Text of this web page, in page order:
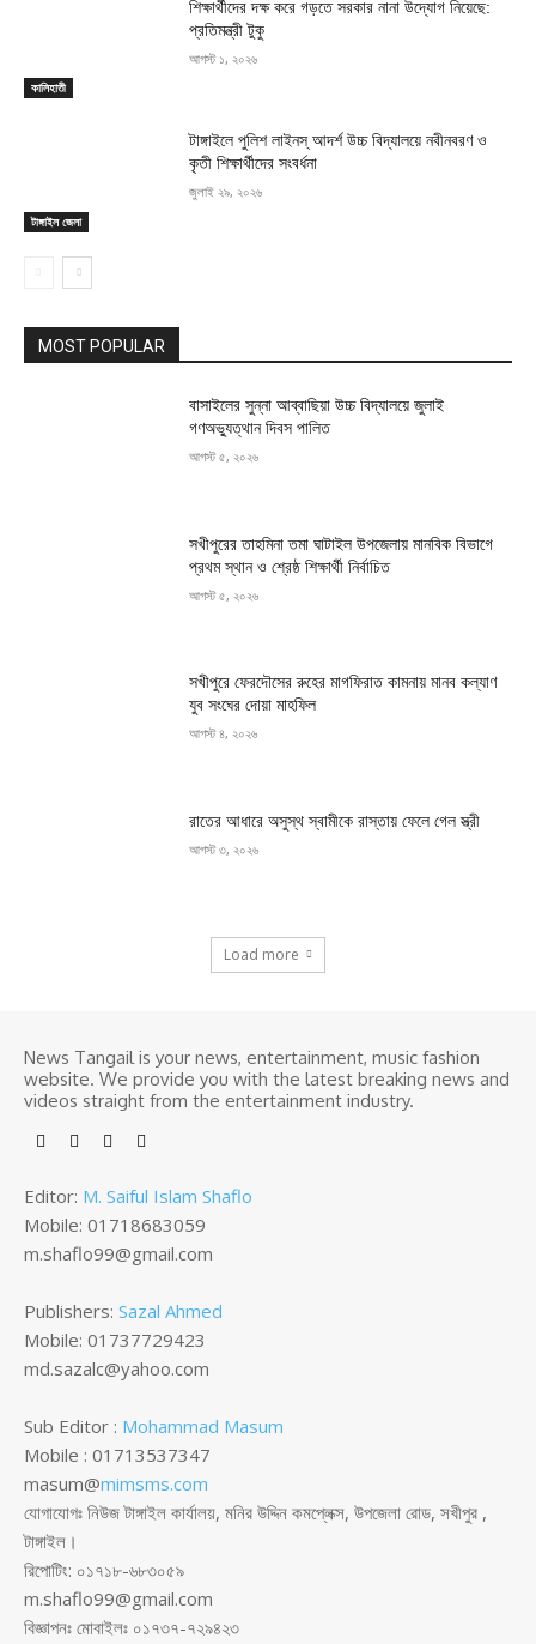
কালিহাতী
শিক্ষার্থীদের দক্ষ করে গড়তে সরকার নানা উদ্যোগ নিয়েছে:
প্রতিমন্ত্রী টুকু
আগস্ট ১, ২০২৬
টাঙ্গাইল জেলা
টাঙ্গাইলে পুলিশ লাইনস্ আদর্শ উচ্চ বিদ্যালয়ে নবীনবরণ ও
কৃতী শিক্ষার্থীদের সংবর্ধনা
জুলাই ২৯, ২০২৬
MOST POPULAR
বাসাইলের সুন্না আব্বাছিয়া উচ্চ বিদ্যালয়ে জুলাই
গণঅভ্যুত্থান দিবস পালিত
আগস্ট ৫, ২০২৬
সখীপুরের তাহমিনা তমা ঘাটাইল উপজেলায় মানবিক বিভাগে
প্রথম স্থান ও শ্রেষ্ঠ শিক্ষার্থী নির্বাচিত
আগস্ট ৫, ২০২৬
সখীপুরে ফেরদৌসের রুহের মাগফিরাত কামনায় মানব কল্যাণ
যুব সংঘের দোয়া মাহফিল
আগস্ট ৪, ২০২৬
রাতের আধারে অসুস্থ স্বামীকে রাস্তায় ফেলে গেল স্ত্রী
আগস্ট ৩, ২০২৬
Load more
News Tangail is your news, entertainment, music fashion
website. We provide you with the latest breaking news and
videos straight from the entertainment industry.
Editor: M. Saiful Islam Shaflo
Mobile: 01718683059
m.shaflo99@gmail.com
Publishers: Sazal Ahmed
Mobile: 01737729423
md.sazalc@yahoo.com
Sub Editor : Mohammad Masum
Mobile : 01713537347
masum@mimsms.com
যোগাযোগঃ নিউজ টাঙ্গাইল কার্যালয়, মনির উদ্দিন কমপ্লেক্স, উপজেলা রোড, সখীপুর ,
টাঙ্গাইল।
রিপোটিং: ০১৭১৮-৬৮৩০৫৯
m.shaflo99@gmail.com
বিজ্ঞাপনঃ মোবাইলঃ ০১৭৩৭-৭২৯৪২৩